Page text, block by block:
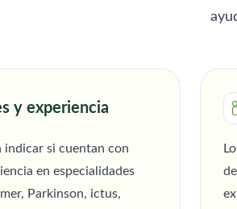
y experiencia
indicar si cuentan con
en especialidades
Parkinson, ictus,